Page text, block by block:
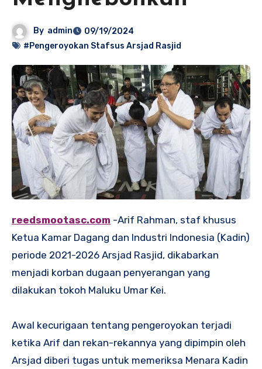
By admin
09/19/2024
#Pengeroyokan Stafsus Arsjad Rasjid
reedsmootasc.com -Arif Rahman, staf khusus
Ketua Kamar Dagang dan Industri Indonesia (Kadin)
periode 2021-2026 Arsjad Rasjid, dikabarkan
menjadi korban dugaan penyerangan yang
dilakukan tokoh Maluku Umar Kei.
Awal kecurigaan tentang pengeroyokan terjadi
ketika Arif dan rekan-rekannya yang dipimpin oleh
Arsjad diberi tugas untuk memeriksa Menara Kadin